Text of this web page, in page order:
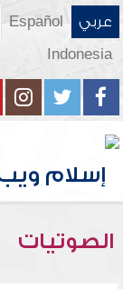
عربي Español
Indonesia
الصوتيات